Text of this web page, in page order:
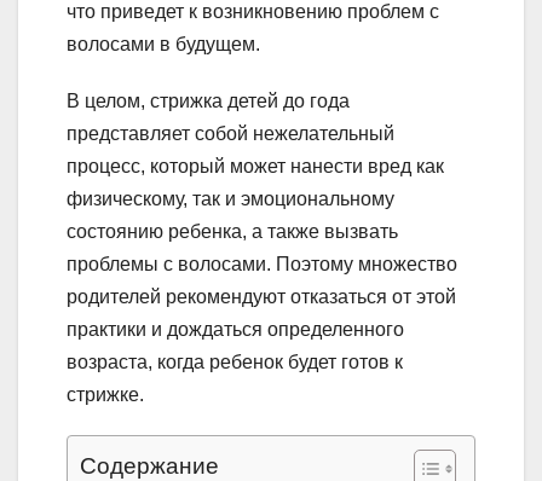
что приведет к возникновению проблем с
волосами в будущем.
В целом, стрижка детей до года
представляет собой нежелательный
процесс, который может нанести вред как
физическому, так и эмоциональному
состоянию ребенка, а также вызвать
проблемы с волосами. Поэтому множество
родителей рекомендуют отказаться от этой
практики и дождаться определенного
возраста, когда ребенок будет готов к
стрижке.
Содержание